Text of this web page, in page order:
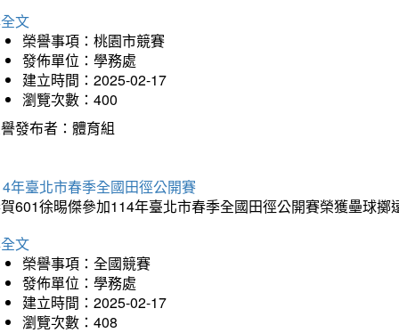
文
榮譽事項：桃園市競賽
發佈單位：學務處
建立時間：2025-02-17
瀏覽次數：400
發布者：體育組
年臺北市春季全國田徑公開賽
601徐晹傑參加114年臺北市春季全國田徑公開賽榮獲壘球擲
文
榮譽事項：全國競賽
發佈單位：學務處
建立時間：2025-02-17
瀏覽次數：408